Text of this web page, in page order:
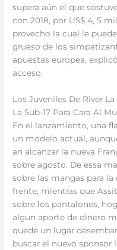
supera aún el que
con 2018, por US$ 4, 5
provecho la cual le
grueso de los
apuestas europea,
acceso.
Los Juveniles De River
La Sub-17 Para Cara Al
En el lanzamiento, una
un modelo actual,
an alcanzar la nueva
sobre agosto. De essa
sobre las mangas para la
frente, mientras que
sobre los pantalones,
algun aporte de dinero
quede un lugar
buscar el nuevo sponsor